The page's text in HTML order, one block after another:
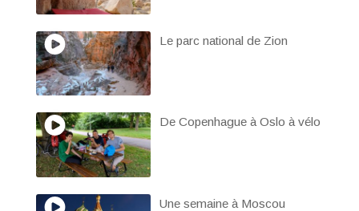
Le parc national de Zion
De Copenhague à Oslo à vélo
Une semaine à Moscou